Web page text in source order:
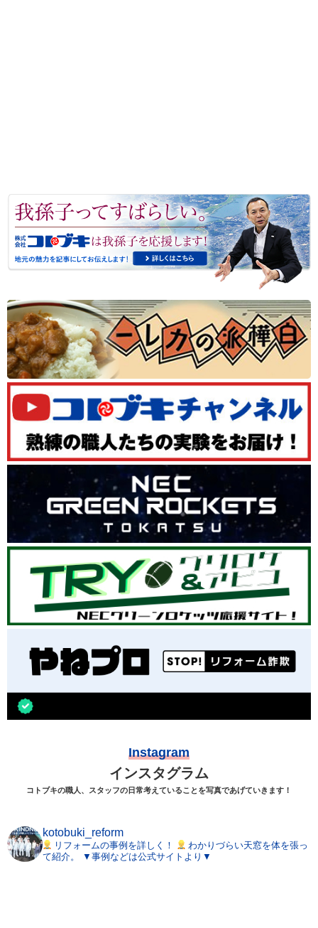
Instagram
インスタグラム
コトブキの職人、スタッフの日常考えていることを写真であげていきます！
kotobuki_reform
リフォームの事例を詳しく！
わかりづらい天窓を体を張っ
て紹介。
▼事例などは公式サイトより▼